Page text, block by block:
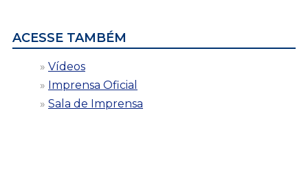
ACESSE TAMBÉM
Vídeos
Imprensa Oficial
Sala de Imprensa